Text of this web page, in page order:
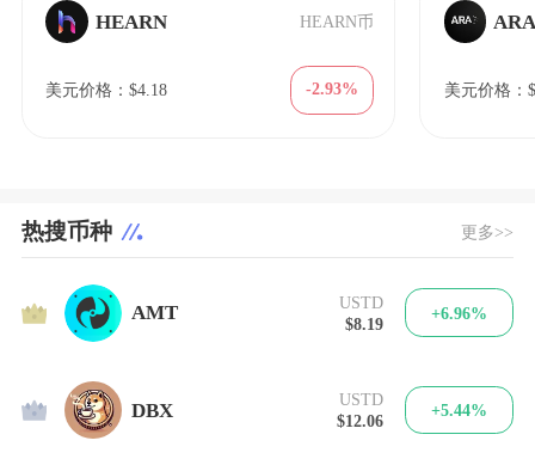
HEARN HEARN币
美元价格：$4.18 -2.93% 美元价格：
热搜币种 更多>>
1 AMT
USTD
$8.19
+6.96%
2 DBX
USTD
$12.06
+5.44%